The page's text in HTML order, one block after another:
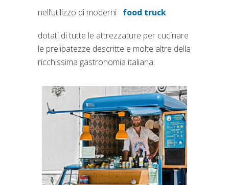
nell’utilizzo di moderni food truck
(si apre in una
dotati di tutte le attrezzature per cucinare
le prelibatezze descritte e molte altre della
ricchissima gastronomia italiana.